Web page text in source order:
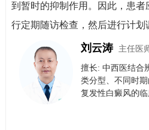
到暂时的抑制作用。因此，患
行定期随访检查，然后进行计划
刘云涛 主任医
擅长: 中西医结合
类分型、不同时
复发性白癜风的临